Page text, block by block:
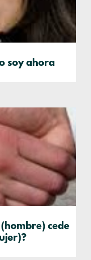
soy ahora
cede